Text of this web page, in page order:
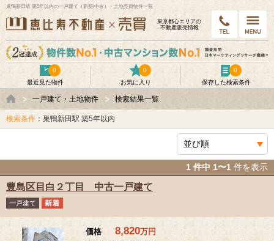
巣鴨新田駅 築5年以内の一戸建て（新築/中古）・土地売買物件一覧
東京都⼼エリアの
不動産販売情報
最近見た物件
0
お気に入り
0
保存した検索条件
0
一戸建て・土地物件 検索結果一覧
検索条件 ：巣鴨新田駅 築5年以内
1 件中 1〜1 件を表示
豊島区目白２丁目 中古一戸建て
一戸建て
価格 8,820万円